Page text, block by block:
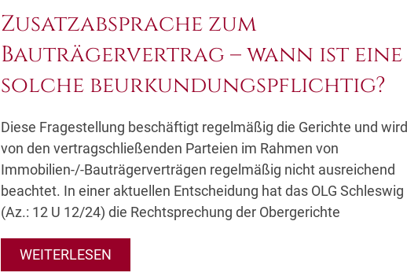
Zusatzabsprache zum
Bauträgervertrag – wann ist eine
solche beurkundungspflichtig?
Diese Fragestellung beschäftigt regelmäßig die Gerichte und wird
von den vertragschließenden Parteien im Rahmen von
Immobilien-/-Bauträgerverträgen regelmäßig nicht ausreichend
beachtet. In einer aktuellen Entscheidung hat das OLG Schleswig
(Az.: 12 U 12/24) die Rechtsprechung der Obergerichte
WEITERLESEN